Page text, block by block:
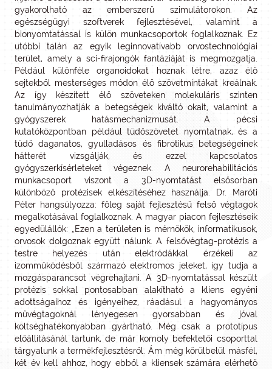
gyakorolható az emberszerű szimulátorokon. Az
egészségügyi szoftverek fejlesztésével, valamint a
bionyomtatással is külön munkacsoportok foglalkoznak. Ez
utóbbi talán az egyik leginnovatívabb orvostechnológiai
terület, amely a sci-firajongók fantáziáját is megmozgatja.
Például különféle organoidokat hoznak létre, azaz élő
sejtekből mesterséges módon élő szövetmintákat kreálnak.
Az így készített élő szöveteken molekuláris szinten
tanulmányozhatják a betegségek kiváltó okait, valamint a
gyógyszerek hatásmechanizmusát. A pécsi
kutatóközpontban például tüdőszövetet nyomtatnak, és a
tüdő daganatos, gyulladásos és fibrotikus betegségeinek
hátterét vizsgálják, és ezzel kapcsolatos
gyógyszerkísérleteket végeznek. A neurorehabilitációs
munkacsoport viszont a 3D-nyomtatást elsősorban
különböző protézisek elkészítéséhez használja. Dr. Maróti
Péter hangsúlyozza: főleg saját fejlesztésű felső végtagok
megalkotásával foglalkoznak. A magyar piacon fejlesztéseik
egyedülállók: „Ezen a területen is mérnökök, informatikusok,
orvosok dolgoznak együtt nálunk. A felsővégtag-protézis a
testre helyezés után elektródákkal érzékeli az
izomműködésből származó elektromos jeleket, így tudja a
mozgásparancsot végrehajtani. A 3D-nyomtatással készült
protézis sokkal pontosabban alakítható a kliens egyéni
adottságaihoz és igényeihez, ráadásul a hagyományos
művégtagoknál lényegesen gyorsabban és jóval
költséghatékonyabban gyártható. Még csak a prototípus
előállításánál tartunk, de már komoly befektetői csoporttal
tárgyalunk a termékfejlesztésről. Ám még körülbelül másfél,
két év kell ahhoz, hogy ebből a kliensek számára elérhető